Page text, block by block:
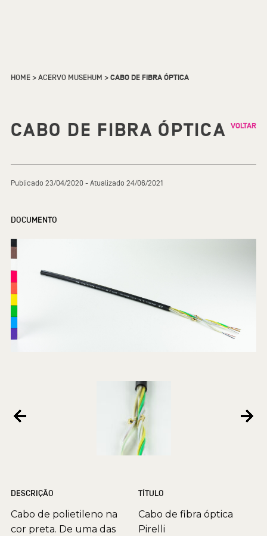
HOME>ACERVO MUSEHUM >CABO DE FIBRA ÓPTICA
CABO DE FIBRA ÓPTICA VOLTAR
Publicado 23/04/2020 - Atualizado 24/06/2021
DOCUMENTO
DESCRIÇÃO
Cabo de polietileno na
cor preta. De uma das
TÍTULO
Cabo de fibra óptica
Pirelli